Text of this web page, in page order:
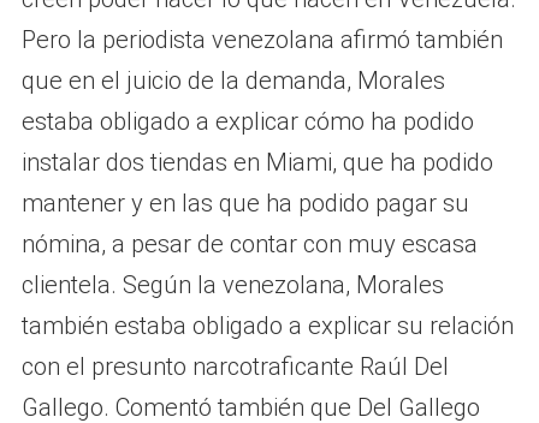
Pero la periodista venezolana afirmó también
que en el juicio de la demanda, Morales
estaba obligado a explicar cómo ha podido
instalar dos tiendas en Miami, que ha podido
mantener y en las que ha podido pagar su
nómina, a pesar de contar con muy escasa
clientela. Según la venezolana, Morales
también estaba obligado a explicar su relación
con el presunto narcotraficante Raúl Del
Gallego. Comentó también que Del Gallego